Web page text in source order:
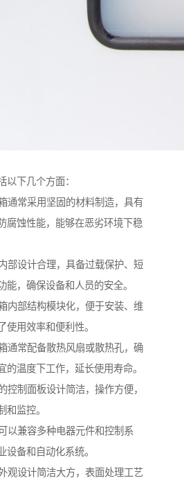
以下几个方面：
通常采用坚固的材料制造，具有
腐蚀性能，能够在恶劣环境下稳
部设计合理，具备过载保护、短
能，确保设备和人员的安全。
内部结构模块化，便于安装、维
使用效率和便利性。
通常配备散热风扇或散热孔，确
的温度下工作，延长使用寿命。
控制面板设计简洁，操作方便，
和监控。
以兼容多种电器元件和控制系
设备和自动化系统。
观设计简洁大方，表面处理工艺